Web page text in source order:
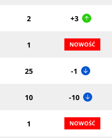
2 +3
1
25 -1
10 -10
1